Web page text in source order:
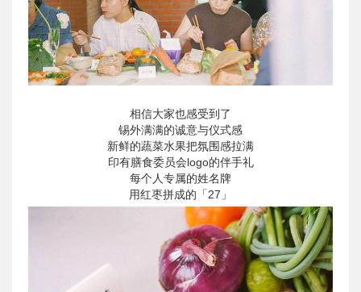
相信大家也感受到了
锡外满满的诚意与仪式感
新鲜的蔬菜水果把氛围感拉满
印有膳食委员会logo的伴手礼
每个人专属的姓名牌
用红枣拼成的「27」